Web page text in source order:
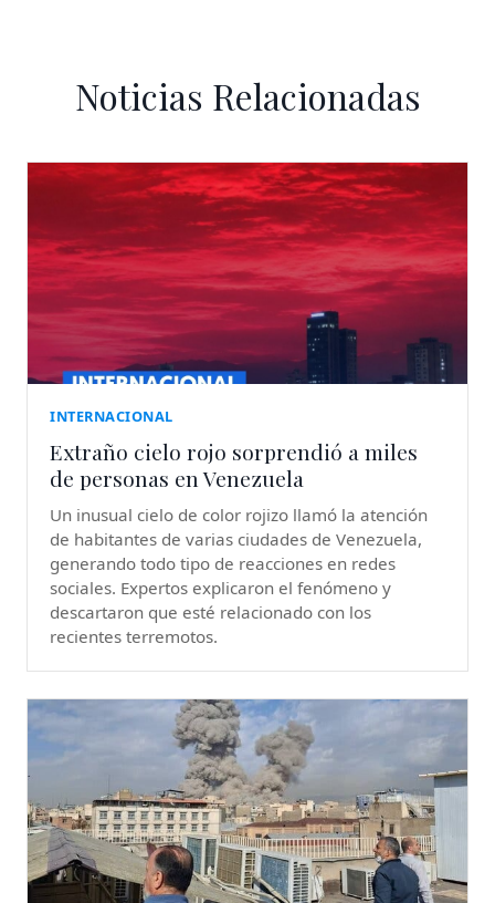
Noticias Relacionadas
INTERNACIONAL
Extraño cielo rojo sorprendió a miles
de personas en Venezuela
Un inusual cielo de color rojizo llamó la atención
de habitantes de varias ciudades de Venezuela,
generando todo tipo de reacciones en redes
sociales. Expertos explicaron el fenómeno y
descartaron que esté relacionado con los
recientes terremotos.